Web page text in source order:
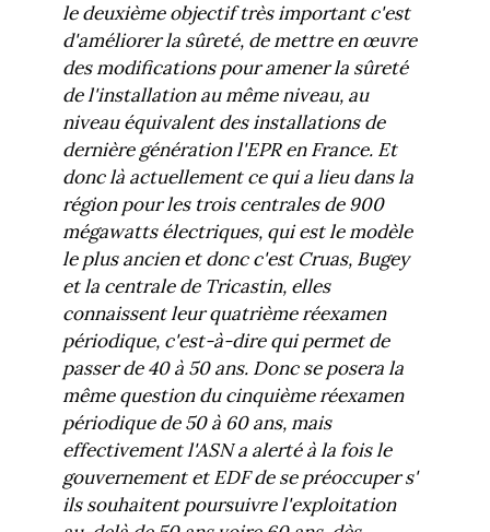
le deuxième objectif très important c'est
d'améliorer la sûreté, de mettre en œuvre
des modifications pour amener la sûreté
de l'installation au même niveau, au
niveau équivalent des installations de
dernière génération l'EPR en France. Et
donc là actuellement ce qui a lieu dans la
région pour les trois centrales de 900
mégawatts électriques, qui est le modèle
le plus ancien et donc c'est Cruas, Bugey
et la centrale de Tricastin, elles
connaissent leur quatrième réexamen
périodique, c'est-à-dire qui permet de
passer de 40 à 50 ans. Donc se posera la
même question du cinquième réexamen
périodique de 50 à 60 ans, mais
effectivement l'ASN a alerté à la fois le
gouvernement et EDF de se préoccuper s'
ils souhaitent poursuivre l'exploitation